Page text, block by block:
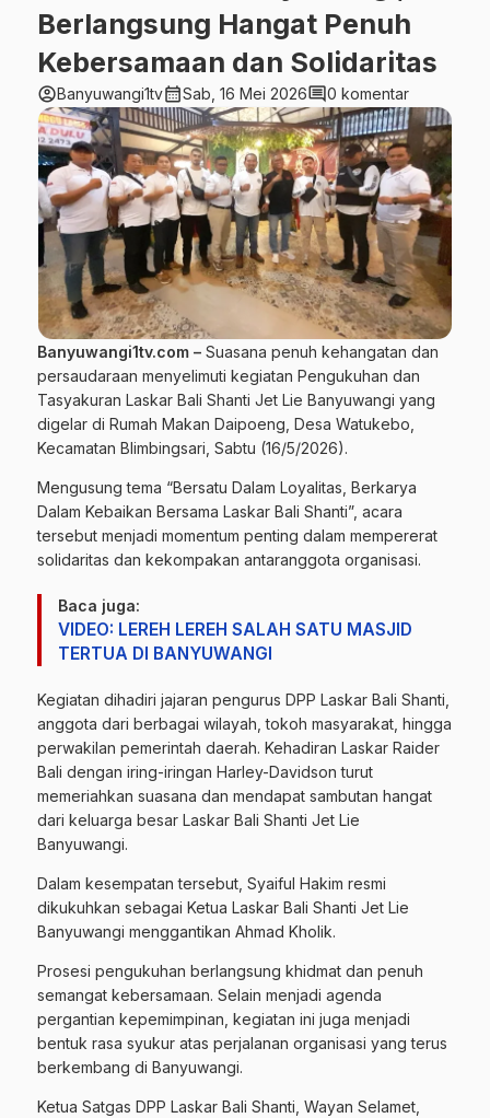
Berlangsung Hangat Penuh
Kebersamaan dan Solidaritas
account_circleBanyuwangi1tvcalendar_monthSab, 16 Mei 2026comment0 komentar
Banyuwangi1tv.com – Suasana penuh kehangatan dan
persaudaraan menyelimuti kegiatan Pengukuhan dan
Tasyakuran Laskar Bali Shanti Jet Lie Banyuwangi yang
digelar di Rumah Makan Daipoeng, Desa Watukebo,
Kecamatan Blimbingsari, Sabtu (16/5/2026).
Mengusung tema “Bersatu Dalam Loyalitas, Berkarya
Dalam Kebaikan Bersama Laskar Bali Shanti”, acara
tersebut menjadi momentum penting dalam mempererat
solidaritas dan kekompakan antaranggota organisasi.
Baca juga:
VIDEO: LEREH LEREH SALAH SATU MASJID
TERTUA DI BANYUWANGI
Kegiatan dihadiri jajaran pengurus DPP Laskar Bali Shanti,
anggota dari berbagai wilayah, tokoh masyarakat, hingga
perwakilan pemerintah daerah. Kehadiran Laskar Raider
Bali dengan iring-iringan Harley-Davidson turut
memeriahkan suasana dan mendapat sambutan hangat
dari keluarga besar Laskar Bali Shanti Jet Lie
Banyuwangi.
Dalam kesempatan tersebut, Syaiful Hakim resmi
dikukuhkan sebagai Ketua Laskar Bali Shanti Jet Lie
Banyuwangi menggantikan Ahmad Kholik.
Prosesi pengukuhan berlangsung khidmat dan penuh
semangat kebersamaan. Selain menjadi agenda
pergantian kepemimpinan, kegiatan ini juga menjadi
bentuk rasa syukur atas perjalanan organisasi yang terus
berkembang di Banyuwangi.
Ketua Satgas DPP Laskar Bali Shanti, Wayan Selamet,